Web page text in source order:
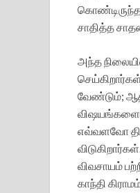
சாதித்த
அந்த
வேண்டும்;
எவ்வளவோ
விவசாயம்
காந்தி